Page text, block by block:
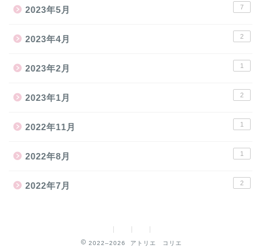
2023年5月 7
2023年4月 2
2023年2月 1
2023年1月 2
2022年11月 1
2022年8月 1
2022年7月 2
2022–2026 アトリエ コリエ